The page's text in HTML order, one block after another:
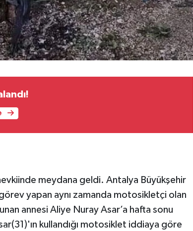
meydana geldi. Antalya Büyükşehir
yapan aynı zamanda motosikletçi olan
annesi Aliye Nuray Asar’a hafta sonu
kullandığı motosiklet iddiaya göre